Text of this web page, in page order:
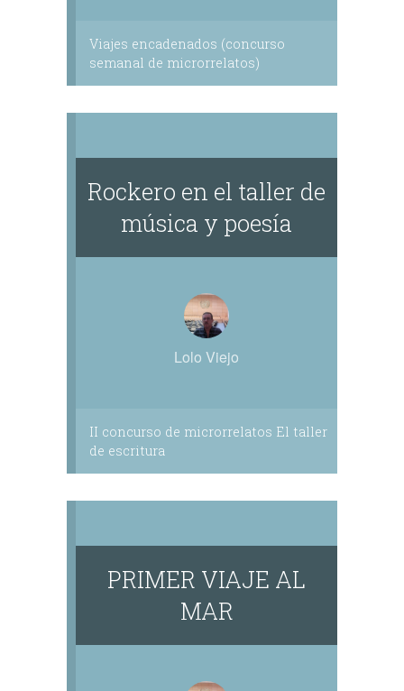
Viajes encadenados (concurso
semanal de microrrelatos)
Rockero en el taller de
música y poesía
Lolo Viejo
II concurso de microrrelatos El taller
de escritura
PRIMER VIAJE AL
MAR